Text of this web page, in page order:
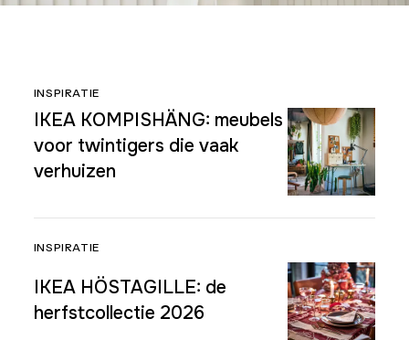
INSPIRATIE
IKEA KOMPISHÄNG: meubels
voor twintigers die vaak
verhuizen
INSPIRATIE
IKEA HÖSTAGILLE: de
herfstcollectie 2026